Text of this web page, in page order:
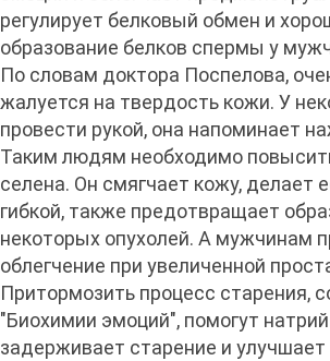
регулирует белковый обмен и
образование белков спермы у
По словам доктора Поспелова,
жалуется на твердость кожи. У
провести рукой, она напоминает
Таким людям необходимо
селена. Он смягчает кожу, делает
гибкой, также предотвращает
некоторых опухолей. А мужчинам
облегчение при увеличенной
Притормозить процесс старения,
"Биохимии эмоций", помогут
задерживает старение и улучшает